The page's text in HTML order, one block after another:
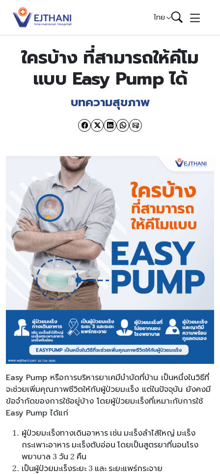
Skip to content
ไทย
ใครบ้าง ที่สามารถให้คีโม
แบบ Easy Pump ได้
บทความสุขภาพ
Easy Pump หรือการบริหารยาเคมีบำบัดที่บ้าน เป็นหนึ่งในวิธีที่
จะช่วยเพิ่มคุณภาพชีวิตให้กับผู้ป่วยมะเร็ง แต่ในปัจจุบัน ยังคงมี
ข้อจำกัดของการใช้อยู่บ้าง โดยผู้ป่วยมะเร็งที่เหมาะกับการใช้
Easy Pump ได้แก่
ผู้ป่วยมะเร็งทางเดินอาหาร เช่น มะเร็งลำไส้ใหญ่ มะเร็ง
กระเพาะอาหาร มะเร็งตับอ่อน โดยเป็นสูตรยาที่นอนโรง
พยาบาล 3 วัน 2 คืน
เป็นผู้ป่วยมะเร็งระยะ 3 และ ระยะแพร่กระจาย